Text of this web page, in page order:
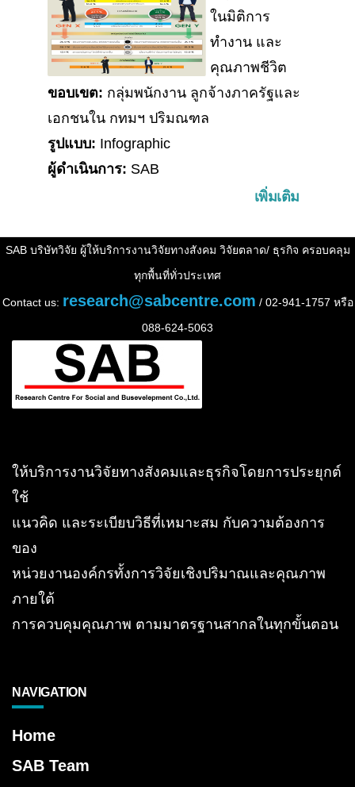
ในมิติการ
ทำงาน และ
คุณภาพชีวิต
ขอบเขต: กลุ่มพนักงาน ลูกจ้างภาครัฐและ
เอกชนใน กทมฯ ปริมณฑล
รูปแบบ: Infographic
ผู้ดำเนินการ: SAB
เพิ่มเติม
SAB บริษัทวิจัย ผู้ให้บริการงานวิจัยทางสังคม วิจัยตลาด/ ธุรกิจ ครอบคลุม
ทุกพื้นที่ทั่วประเทศ
Contact us: research@sabcentre.com / 02-941-1757 หรือ
088-624-5063
ให้บริการงานวิจัยทางสังคมและธุรกิจโดยการประยุกต์
ใช้
แนวคิด และระเบียบวิธีที่เหมาะสม กับความต้องการ
ของ
หน่วยงานองค์กรทั้งการวิจัยเชิงปริมาณและคุณภาพ
ภายใต้
การควบคุมคุณภาพ ตามมาตรฐานสากลในทุกขั้นตอน
NAVIGATION
Home
SAB Team